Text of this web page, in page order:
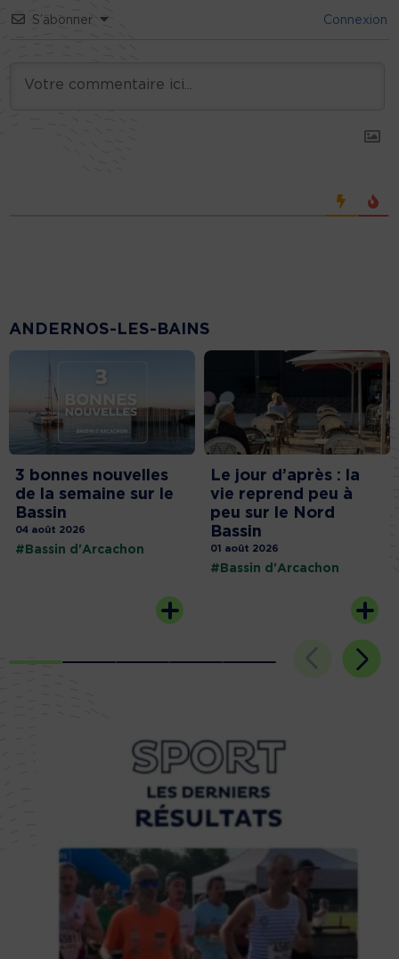
S’abonner Connexion
ANDERNOS-LES-BAINS
3 bonnes nouvelles
de la semaine sur le
Bassin
04 août 2026
#Bassin d'Arcachon
Le jour d’après : la
vie reprend peu à
peu sur le Nord
Bassin
01 août 2026
#Bassin d'Arcachon